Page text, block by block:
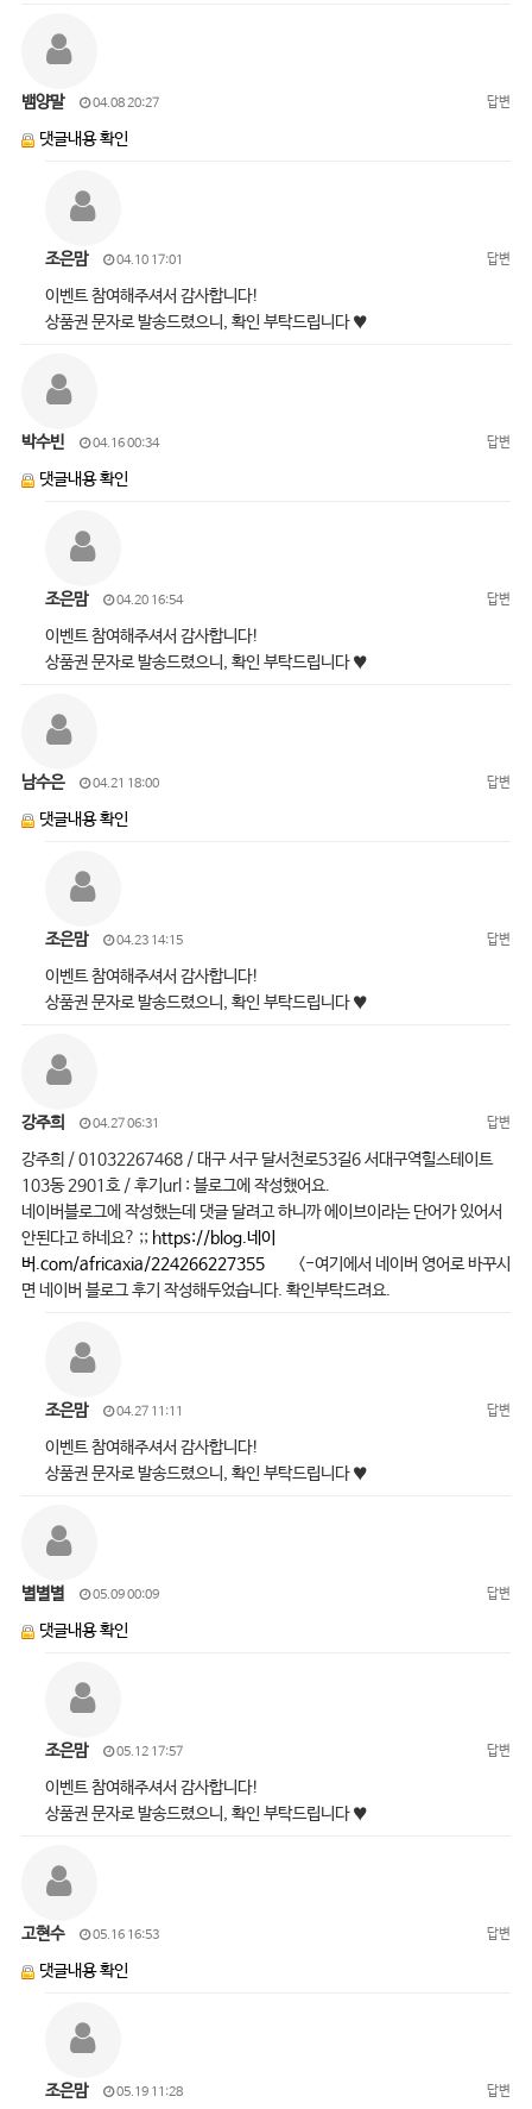
뱀양말 04.08 20:27 답변
댓글내용 확인
조은맘 04.10 17:01 답변
이벤트 참여해주셔서 감사합니다!
상품권 문자로 발송드렸으니, 확인 부탁드립니다 ♥
박수빈 04.16 00:34 답변
댓글내용 확인
조은맘 04.20 16:54 답변
이벤트 참여해주셔서 감사합니다!
상품권 문자로 발송드렸으니, 확인 부탁드립니다 ♥
남수은 04.21 18:00 답변
댓글내용 확인
조은맘 04.23 14:15 답변
이벤트 참여해주셔서 감사합니다!
상품권 문자로 발송드렸으니, 확인 부탁드립니다 ♥
강주희 04.27 06:31 답변
강주희 / 01032267468 / 대구 서구 달서천로53길6 서대구역힐스테이트
103동 2901호 / 후기url : 블로그에 작성했어요.
네이버블로그에 작성했는데 댓글 달려고 하니까 에이브이라는 단어가 있어서
안된다고 하네요? ;; https://blog.네이
버.com/africaxia/224266227355<-여기에서 네이버 영어로 바꾸시
면 네이버 블로그 후기 작성해두었습니다. 확인부탁드려요.
조은맘 04.27 11:11 답변
이벤트 참여해주셔서 감사합니다!
상품권 문자로 발송드렸으니, 확인 부탁드립니다 ♥
별별별 05.09 00:09 답변
댓글내용 확인
조은맘 05.12 17:57 답변
이벤트 참여해주셔서 감사합니다!
상품권 문자로 발송드렸으니, 확인 부탁드립니다 ♥
고현수 05.16 16:53 답변
댓글내용 확인
조은맘 05.19 11:28 답변